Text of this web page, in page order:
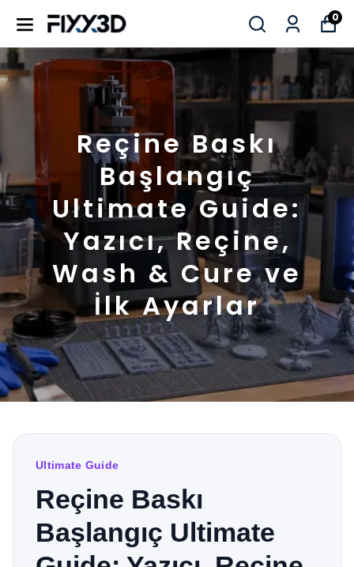
0
Reçine Baskı
Başlangıç
Ultimate Guide:
Yazıcı, Reçine,
Wash & Cure ve
İlk Ayarlar
Ultimate Guide
Reçine Baskı
Başlangıç Ultimate